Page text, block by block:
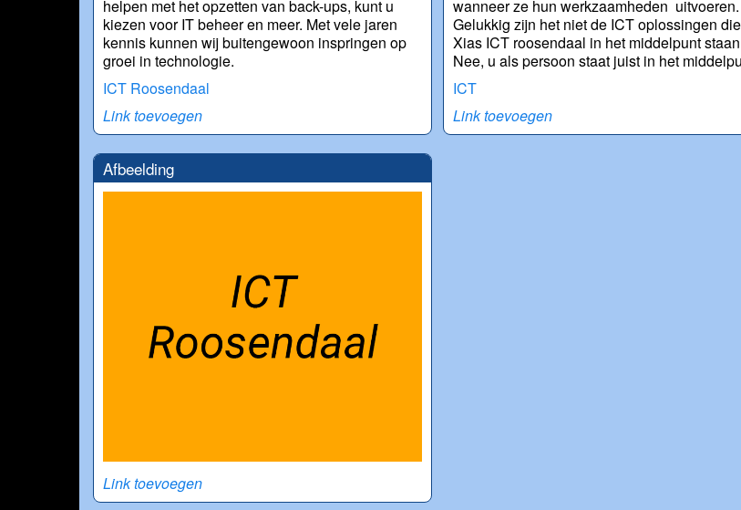
helpen met het opzetten van back-ups, kunt u
kiezen voor IT beheer en meer. Met vele jaren
kennis kunnen wij buitengewoon inspringen op
groei in technologie.
ICT Roosendaal
Link toevoegen
Afbeelding
Link toevoegen
wanneer ze hun werkzaamheden uitvoeren.
Gelukkig zijn het niet de ICT oplossingen
Xias ICT roosendaal in het middelpunt
Nee, u als persoon staat juist in het
ICT
Link toevoegen